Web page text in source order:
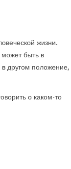
жизни.
может быть в
в другом положение,
о каком-то